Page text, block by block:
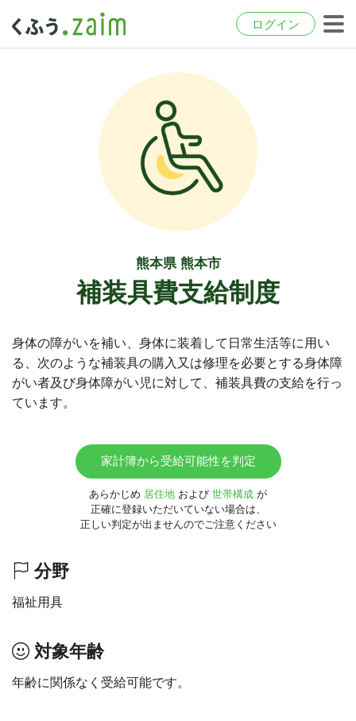
ログイン
熊本県 熊本市
補装具費支給制度
身体の障がいを補い、身体に装着して日常生活等に用い
る、次のような補装具の購入又は修理を必要とする身体障
がい者及び身体障がい児に対して、補装具費の支給を行っ
ています。
家計簿から受給可能性を判定
あらかじめ 居住地 および 世帯構成 が
正確に登録いただいていない場合は、
正しい判定が出ませんのでご注意ください
分野
福祉用具
対象年齢
年齢に関係なく受給可能です。